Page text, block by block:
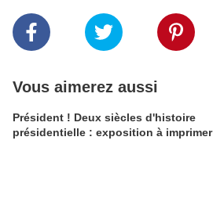
Vous aimerez aussi
Président ! Deux siècles d'histoire
présidentielle : exposition à imprimer